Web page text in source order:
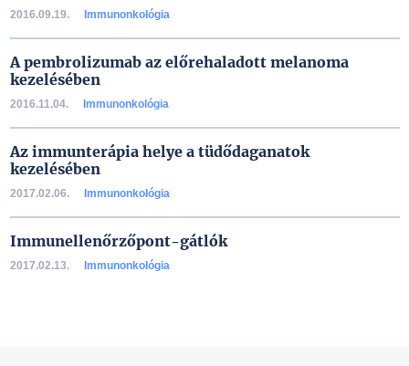
2016.09.19. Immunonkológia
A pembrolizumab az előrehaladott melanoma
kezelésében
2016.11.04. Immunonkológia
Az immunterápia helye a tüdődaganatok
kezelésében
2017.02.06. Immunonkológia
Immunellenőrzőpont-gátlók
2017.02.13. Immunonkológia